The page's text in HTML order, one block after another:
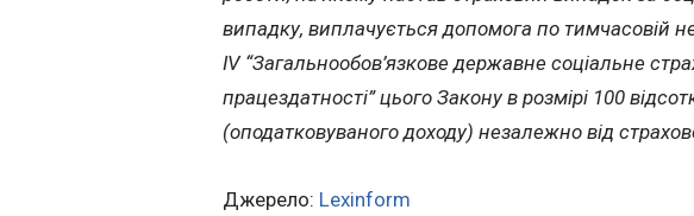
випадку, виплачується допомога по тимчасовій
IV “Загальнообов’язкове державне соціальне
працездатності” цього Закону в розмірі 100
(оподатковуваного доходу) незалежно від
Джерело: Lexinform